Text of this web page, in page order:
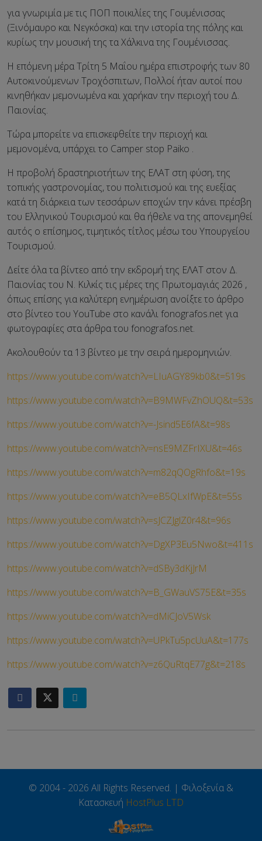
για γνωριμία με τις ΠΟΠ ποικιλίες της Γουμένισσας
(Ξινόμαυρο και Νεγκόσκα) και την ιστορία της πόλης και
κυρίως την μουσική της τα Χάλκινα της Γουμένισσας.
Η επόμενη μέρα Τρίτη 5 Μαΐου ημέρα επιστροφής των 80
Αυτοκινούμενων Τροχόσπιτων, Πολλοί ήταν αυτοί που
κινηθήκαν μεμονωμένα και χαρήκαν την περιοχή του Δ.
Παιονίας.
Τώρα μπορείτε να επισκεφθείτε την περιοχή και
μεμονομένα, υπάρχει το Camper stop Paiko .
Η προβολή δραστηριοτήτων της ΕΛΑΤ στη φύση, της
τοπικής γαστρονομίας, του πολιτισμού και της ευεξίας
κατά τη διάρκεια των τεσσάρων εποχών την κάνει πρέσβη
του Ελληνικού Τουρισμού και θα ήθελε να της απονεμηθεί
αυτός ο επίσημος, τιμητικός τίτλος μέσω του Υπουργείου
Τουρισμού.
Δείτε όλα τα βίντεο από την εκδρομή της ΕΛΑΤ στον Δ.
Παιονίας του Ν. Κιλκίς τις μέρες της Πρωτομαγιάς 2026 ,
όπως επίσης για καλύτερη ενημέρωση ανοίξτε το άρθρο
στο βίντεο του YouTube στο κανάλι fonografos.net για
φωτογραφίες στα άρθρα του fonografos.net.
Ακολουθούν τα 13 βίντεο με την σειρά ημερομηνιών.
https://www.youtube.com/watch?v=LIuAGY89kb0&t=519s
https://www.youtube.com/watch?v=B9MWFvZhOUQ&t=53s
https://www.youtube.com/watch?v=-Jsind5E6fA&t=98s
https://www.youtube.com/watch?v=nsE9MZFrIXU&t=46s
https://www.youtube.com/watch?v=m82qQOgRhfo&t=19s
https://www.youtube.com/watch?v=eB5QLxIfWpE&t=55s
https://www.youtube.com/watch?v=sJCZJglZ0r4&t=96s
https://www.youtube.com/watch?v=DgXP3Eu5Nwo&t=411s
https://www.youtube.com/watch?v=dSBy3dKjJrM
https://www.youtube.com/watch?v=B_GWauVS75E&t=35s
https://www.youtube.com/watch?v=dMiCJoV5Wsk
https://www.youtube.com/watch?v=UPkTu5pcUuA&t=177s
https://www.youtube.com/watch?v=z6QuRtqE77g&t=218s
© 2004 - 2026 All Rights Reserved. | Φιλοξενία &
Κατασκευή HostPlus LTD